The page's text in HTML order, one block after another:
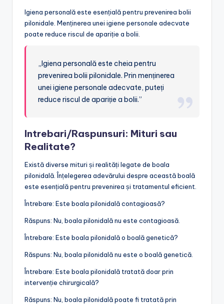
Igiena personală este esențială pentru prevenirea bolii
pilonidale. Menținerea unei igiene personale adecvate
poate reduce riscul de apariție a bolii.
„Igiena personală este cheia pentru
prevenirea bolii pilonidale. Prin menținerea
unei igiene personale adecvate, puteți
reduce riscul de apariție a bolii.”
Intrebari/Raspunsuri: Mituri sau
Realitate?
Există diverse mituri și realități legate de boala
pilonidală. Înțelegerea adevărului despre această boală
este esențială pentru prevenirea și tratamentul eficient.
Întrebare: Este boala pilonidală contagioasă?
Răspuns: Nu, boala pilonidală nu este contagioasă.
Întrebare: Este boala pilonidală o boală genetică?
Răspuns: Nu, boala pilonidală nu este o boală genetică.
Întrebare: Este boala pilonidală tratată doar prin
intervenție chirurgicală?
Răspuns: Nu, boala pilonidală poate fi tratată prin